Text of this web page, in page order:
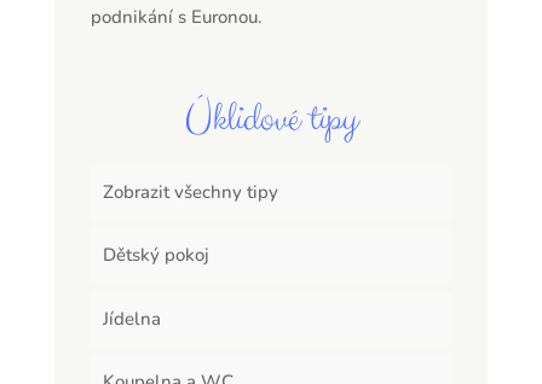
podnikání s Euronou.
Úklidové tipy
Zobrazit všechny tipy
Dětský pokoj
Jídelna